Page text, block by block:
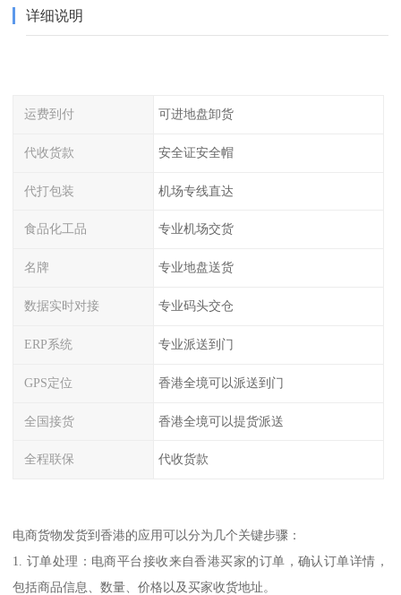
详细说明
运费到付 可进地盘卸货
代收货款 安全证安全帽
代打包装 机场专线直达
食品化工品 专业机场交货
名牌 专业地盘送货
数据实时对接 专业码头交仓
ERP系统 专业派送到门
GPS定位 香港全境可以派送到门
全国接货 香港全境可以提货派送
全程联保 代收货款
电商货物发货到香港的应用可以分为几个关键步骤：
1. 订单处理：电商平台接收来自香港买家的订单，确认订单详情，
包括商品信息、数量、价格以及买家收货地址。